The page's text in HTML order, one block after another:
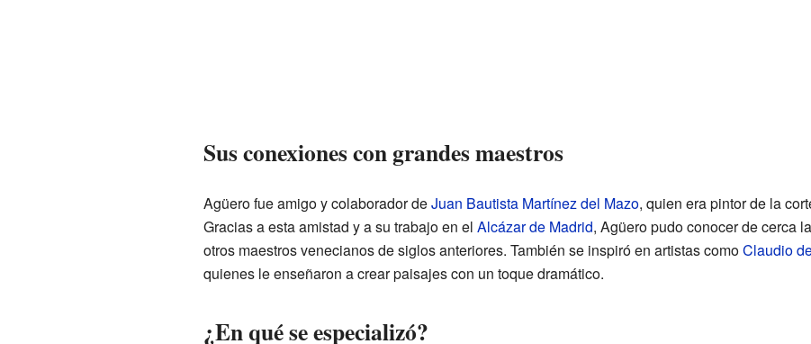
Sus conexiones con grandes maestros
Agüero fue amigo y colaborador deJuan Bautista Martínez del Mazo, quien era pintor de la
Gracias a esta amistad y a su trabajo en el Alcázar de Madrid, Agüero pudo conocer de cerca
otros maestros venecianos de siglos anteriores. También se inspiró en artistas comoClaudio
quienes le enseñaron a crear paisajes con un toque dramático.
¿En qué se especializó?